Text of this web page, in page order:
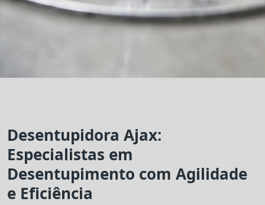
Desentupidora Ajax:
Especialistas em
Desentupimento com Agilidade
e Eficiência